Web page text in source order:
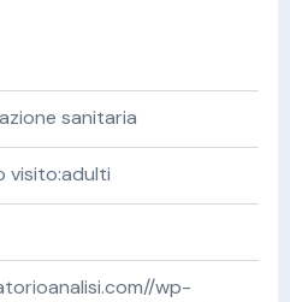
sanitaria
visito:adulti
wp-